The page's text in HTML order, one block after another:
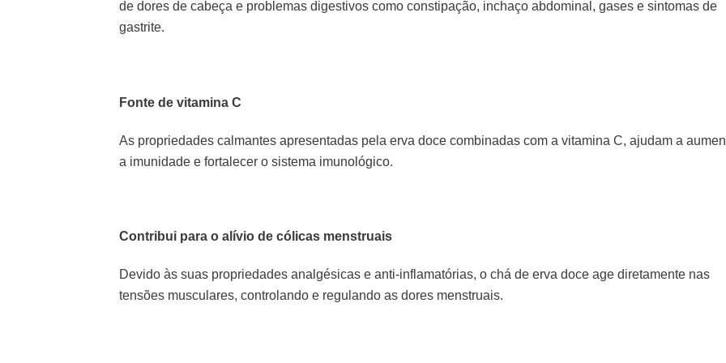
de dores de cabeça e problemas digestivos como constipação, inchaço abdominal, gases e sintomas de
gastrite.
Fonte de vitamina C
As propriedades calmantes apresentadas pela erva doce combinadas com a vitamina C, ajudam a
a imunidade e fortalecer o sistema imunológico.
Contribui para o alívio de cólicas menstruais
Devido às suas propriedades analgésicas e anti-inflamatórias, o chá de erva doce age diretamente nas
tensões musculares, controlando e regulando as dores menstruais.